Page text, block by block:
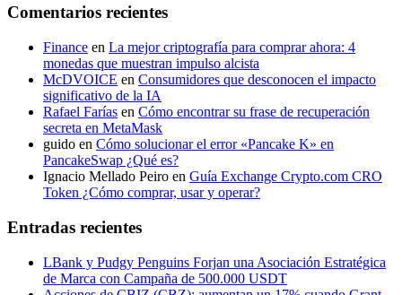
Comentarios recientes
Finance en La mejor criptografía para comprar ahora: 4
monedas que muestran impulso alcista
McDVOICE en Consumidores que desconocen el impacto
significativo de la IA
Rafael Farías en Cómo encontrar su frase de recuperación
secreta en MetaMask
guido en Cómo solucionar el error «Pancake K» en
PancakeSwap ¿Qué es?
Ignacio Mellado Peiro en Guía Exchange Crypto.com CRO
Token ¿Cómo comprar, usar y operar?
Entradas recientes
LBank y Pudgy Penguins Forjan una Asociación Estratégica
de Marca con Campaña de 500.000 USDT